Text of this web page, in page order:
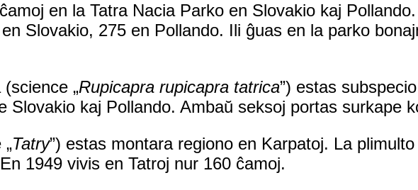
en la Tatra Nacia Parko en Slovakio kaj
Slovakio, 275 en Pollando. Ili ĝuas en la parko
„Rupicapra rupicapra tatrica”) estas
Slovakio kaj Pollando. Ambaŭ seksoj portas surkape
Tatry”) estas montara regiono en Karpatoj. La
1949 vivis en Tatroj nur 160 ĉamoj.